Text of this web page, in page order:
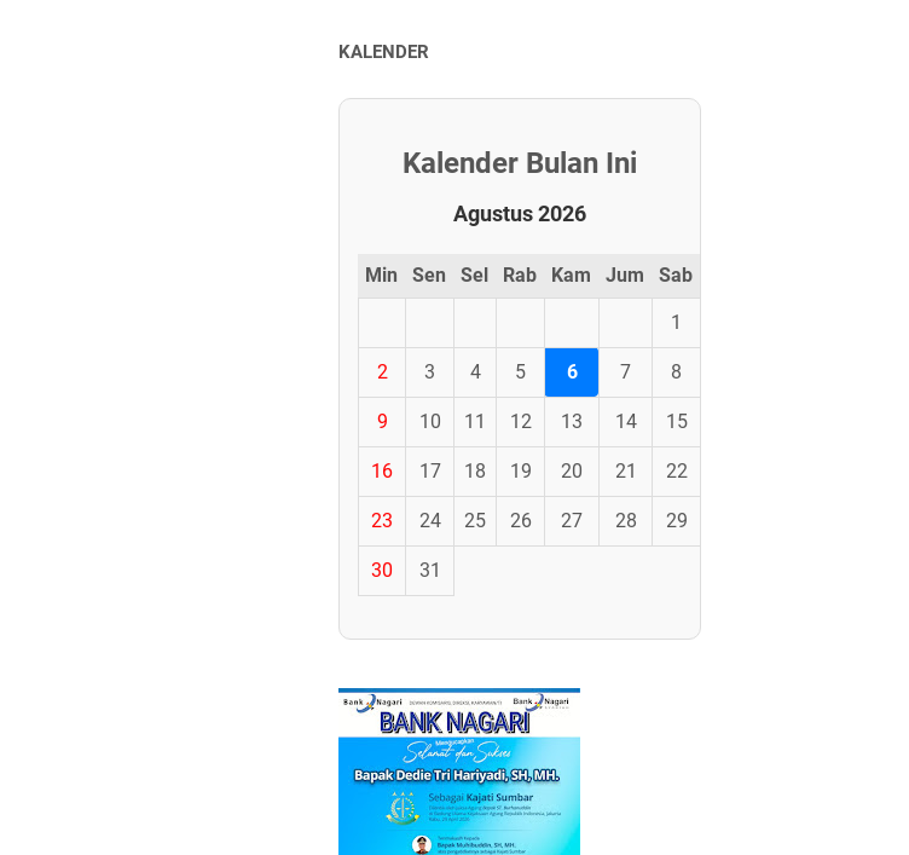
KALENDER
Kalender Bulan Ini
Agustus 2026
Min Sen Sel Rab Kam Jum Sab
1
2 3 4 5 6 7 8
9 10 11 12 13 14 15
16 17 18 19 20 21 22
23 24 25 26 27 28 29
30 31